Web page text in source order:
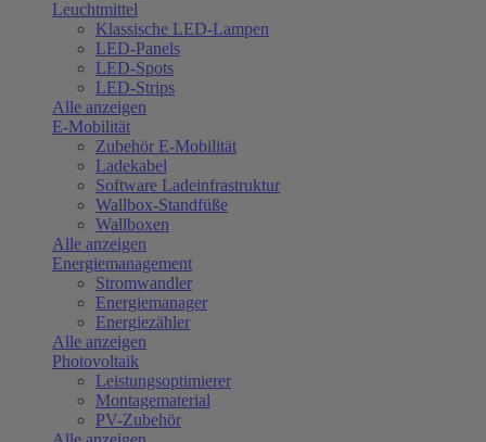
Leuchtmittel
Klassische LED-Lampen
LED-Panels
LED-Spots
LED-Strips
Alle anzeigen
E-Mobilität
Zubehör E-Mobilität
Ladekabel
Software Ladeinfrastruktur
Wallbox-Standfüße
Wallboxen
Alle anzeigen
Energiemanagement
Stromwandler
Energiemanager
Energiezähler
Alle anzeigen
Photovoltaik
Leistungsoptimierer
Montagematerial
PV-Zubehör